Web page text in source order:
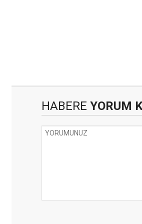
HABERE YORUM